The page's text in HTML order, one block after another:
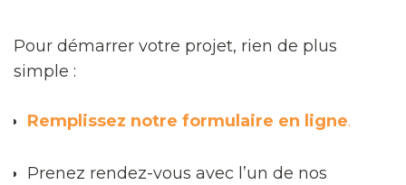
Pour démarrer votre projet, rien de plus
simple :
Remplissez notre formulaire en ligne.
Prenez rendez-vous avec l’un de nos